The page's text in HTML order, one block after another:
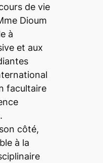
de vie
Dioum
à
et aux
facultaire
côté,
à la